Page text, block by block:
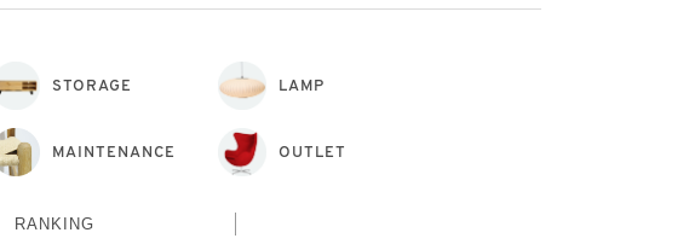
STORAGE LAMP
MAINTENANCE OUTLET
RANKING